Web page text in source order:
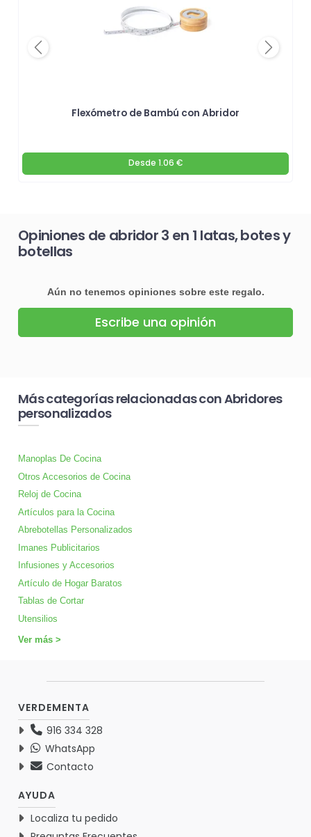
Flexómetro de Bambú con Abridor
Desde 1.06 €
Previous Next
Opiniones de abridor 3 en 1 latas, botes y
botellas
Aún no tenemos opiniones sobre este regalo.
Escribe una opinión
Más categorías relacionadas con Abridores
personalizados
Manoplas De Cocina
Otros Accesorios de Cocina
Reloj de Cocina
Artículos para la Cocina
Abrebotellas Personalizados
Imanes Publicitarios
Infusiones y Accesorios
Artículo de Hogar Baratos
Tablas de Cortar
Utensilios
Ver más >
VERDEMENTA
916 334 328
WhatsApp
Contacto
AYUDA
Localiza tu pedido